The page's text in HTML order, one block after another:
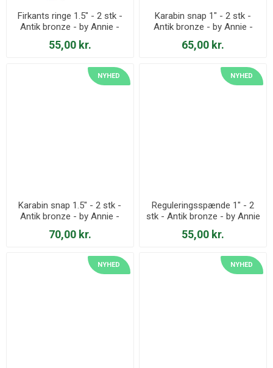
Firkants ringe 1.5" - 2 stk -
Antik bronze - by Annie -
HAR1.5-RR-AB-TWO
55,00 kr.
Karabin snap 1" - 2 stk -
Antik bronze - by Annie -
HAR1-SW-AB-TWO
65,00 kr.
NYHED
Karabin snap 1.5" - 2 stk -
Antik bronze - by Annie -
HAR1.5-SW-AB-TWO
70,00 kr.
NYHED
Reguleringsspænde 1" - 2
stk - Antik bronze - by Annie
- HAR1-SL-AB-TWO
55,00 kr.
NYHED NYHED